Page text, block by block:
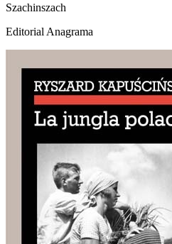
Szachinszach
Editorial Anagrama